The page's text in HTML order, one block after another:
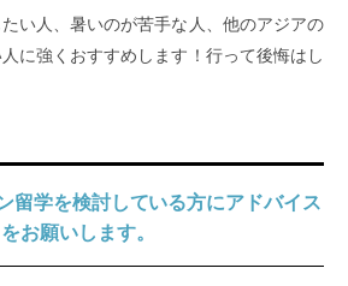
い人、暑いのが苦手な人、他のアジアの
に強くおすすめします！行って後悔はし
留学を検討している方にアドバイス
をお願いします。